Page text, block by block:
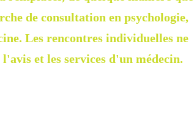
de consultation en psychologie,
Les rencontres individuelles ne
et les services d'un médecin.